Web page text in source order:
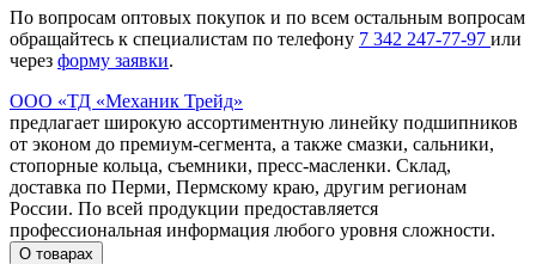
По вопросам оптовых покупок и по всем остальным вопросам
обращайтесь к специалистам по телефону 7 342 247-77-97 или
через форму заявки.
ООО «ТД «Механик Трейд»
предлагает широкую ассортиментную линейку подшипников
от эконом до премиум-сегмента, а также смазки, сальники,
стопорные кольца, съемники, пресс-масленки. Склад,
доставка по Перми, Пермскому краю, другим регионам
России. По всей продукции предоставляется
профессиональная информация любого уровня сложности.
О товарах